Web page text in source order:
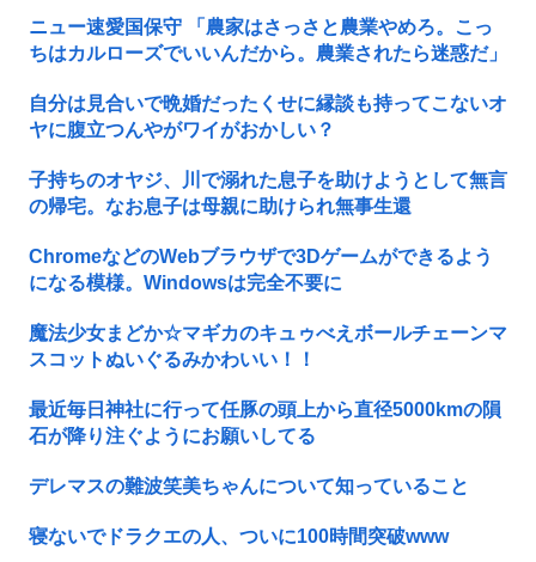
ニュー速愛国保守 「農家はさっさと農業やめろ。こっ
ちはカルローズでいいんだから。農業されたら迷惑だ」
自分は見合いで晩婚だったくせに縁談も持ってこないオ
ヤに腹立つんやがワイがおかしい？
子持ちのオヤジ、川で溺れた息子を助けようとして無言
の帰宅。なお息子は母親に助けられ無事生還
ChromeなどのWebブラウザで3Dゲームができるよう
になる模様。Windowsは完全不要に
魔法少女まどか☆マギカのキュゥべえボールチェーンマ
スコットぬいぐるみかわいい！！
最近毎日神社に行って任豚の頭上から直径5000kmの隕
石が降り注ぐようにお願いしてる
デレマスの難波笑美ちゃんについて知っていること
寝ないでドラクエの人、ついに100時間突破www